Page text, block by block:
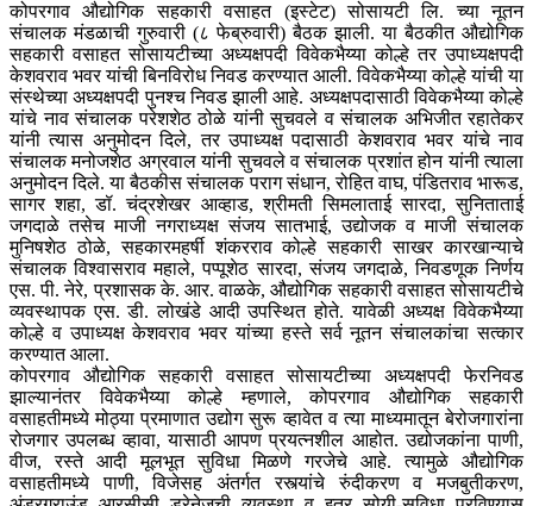
कोपरगाव औद्योगिक सहकारी वसाहत (इस्टेट) सोसायटी लि. च्या नूतन
संचालक मंडळाची गुरुवारी (८ फेब्रुवारी) बैठक झाली. या बैठकीत औद्योगिक
सहकारी वसाहत सोसायटीच्या अध्यक्षपदी विवेकभैय्या कोल्हे तर उपाध्यक्षपदी
केशवराव भवर यांची बिनविरोध निवड करण्यात आली. विवेकभैय्या कोल्हे यांची या
संस्थेच्या अध्यक्षपदी पुनश्च निवड झाली आहे. अध्यक्षपदासाठी विवेकभैय्या कोल्हे
यांचे नाव संचालक परेशशेठ ठोळे यांनी सुचवले व संचालक अभिजीत रहातेकर
यांनी त्यास अनुमोदन दिले, तर उपाध्यक्ष पदासाठी केशवराव भवर यांचे नाव
संचालक मनोजशेठ अग्रवाल यांनी सुचवले व संचालक प्रशांत होन यांनी त्याला
अनुमोदन दिले. या बैठकीस संचालक पराग संधान, रोहित वाघ, पंडितराव भारूड,
सागर शहा, डॉ. चंद्रशेखर आव्हाड, श्रीमती सिमलाताई सारदा, सुनिताताई
जगदाळे तसेच माजी नगराध्यक्ष संजय सातभाई, उद्योजक व माजी संचालक
मुनिषशेठ ठोळे, सहकारमहर्षी शंकरराव कोल्हे सहकारी साखर कारखान्याचे
संचालक विश्वासराव महाले, पप्पूशेठ सारदा, संजय जगदाळे, निवडणूक निर्णय
एस. पी. नेरे, प्रशासक के. आर. वाळके, औद्योगिक सहकारी वसाहत सोसायटीचे
व्यवस्थापक एस. डी. लोखंडे आदी उपस्थित होते. यावेळी अध्यक्ष विवेकभैय्या
कोल्हे व उपाध्यक्ष केशवराव भवर यांच्या हस्ते सर्व नूतन संचालकांचा सत्कार
करण्यात आला.
कोपरगाव औद्योगिक सहकारी वसाहत सोसायटीच्या अध्यक्षपदी फेरनिवड
झाल्यानंतर विवेकभैय्या कोल्हे म्हणाले, कोपरगाव औद्योगिक सहकारी
वसाहतीमध्ये मोठ्या प्रमाणात उद्योग सुरू व्हावेत व त्या माध्यमातून बेरोजगारांना
रोजगार उपलब्ध व्हावा, यासाठी आपण प्रयत्नशील आहोत. उद्योजकांना पाणी,
वीज, रस्ते आदी मूलभूत सुविधा मिळणे गरजेचे आहे. त्यामुळे औद्योगिक
वसाहतीमध्ये पाणी, विजेसह अंतर्गत रस्त्यांचे रुंदीकरण व मजबुतीकरण,